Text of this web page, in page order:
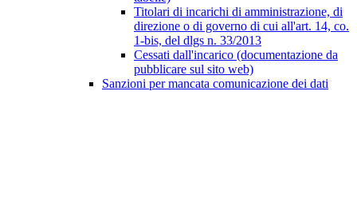
Titolari di incarichi di amministrazione, di
direzione o di governo di cui all'art. 14, co.
1-bis, del dlgs n. 33/2013
Cessati dall'incarico (documentazione da
pubblicare sul sito web)
Sanzioni per mancata comunicazione dei dati